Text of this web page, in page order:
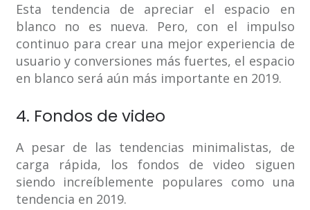
Esta tendencia de apreciar el espacio en
blanco no es nueva. Pero, con el impulso
continuo para crear una mejor experiencia de
usuario y conversiones más fuertes, el espacio
en blanco será aún más importante en 2019.
4. Fondos de video
A pesar de las tendencias minimalistas, de
carga rápida, los fondos de video siguen
siendo increíblemente populares como una
tendencia en 2019.